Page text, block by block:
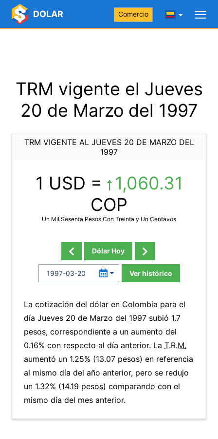
DOLAR Comercio
TRM vigente el Jueves
20 de Marzo del 1997
TRM VIGENTE AL JUEVES 20 DE MARZO DEL
1997
1 USD =
1,060.31
COP
Un Mil Sesenta Pesos Con Treinta y Un Centavos
Dólar Hoy
Ver histórico
La cotización del dólar en Colombia para el
día Jueves 20 de Marzo del 1997 subió 1.7
pesos, correspondiente a un aumento del
0.16% con respecto al día anterior. La T.R.M.
aumentó un 1.25% (13.07 pesos) en referencia
al mismo día del año anterior, pero se redujo
un 1.32% (14.19 pesos) comparando con el
mismo día del mes anterior.